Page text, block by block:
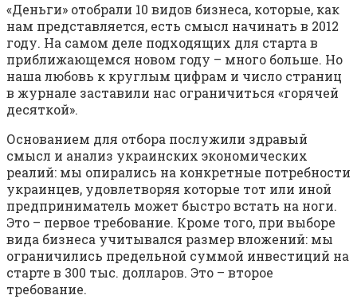
«Деньги» отобрали 10 видов бизнеса, которые, как
нам представляется, есть смысл начинать в 2012
году. На самом деле подходящих для старта в
приближающемся новом году – много больше. Но
наша любовь к круглым цифрам и число страниц
в журнале заставили нас ограничиться «горячей
десяткой».
Основанием для отбора послужили здравый
смысл и анализ украинских экономических
реалий: мы опирались на конкретные потребности
украинцев, удовлетворяя которые тот или иной
предприниматель может быстро встать на ноги.
Это – первое требование. Кроме того, при выборе
вида бизнеса учитывался размер вложений: мы
ограничились предельной суммой инвестиций на
старте в 300 тыс. долларов. Это – второе
требование.